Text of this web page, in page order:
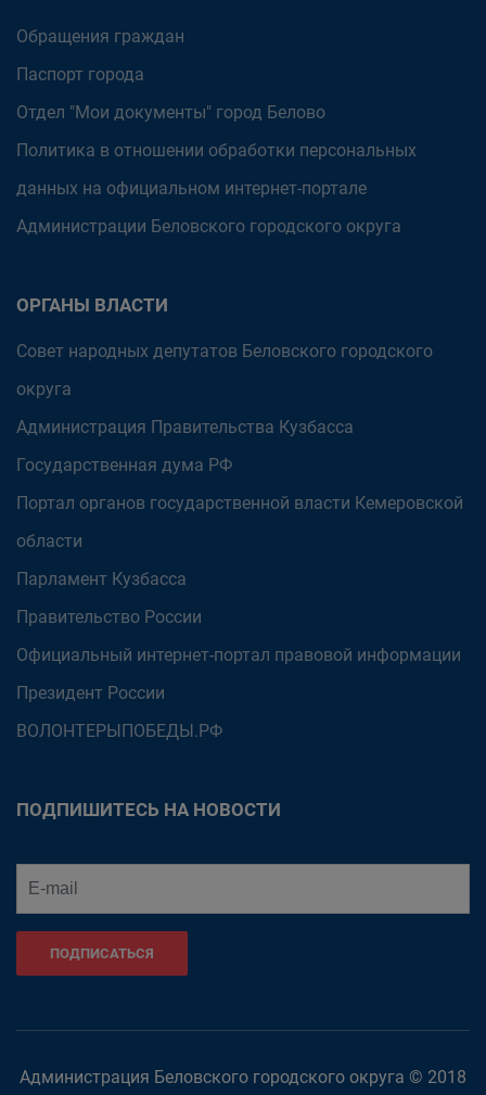
Обращения граждан
Паспорт города
Отдел "Мои документы" город Белово
Политика в отношении обработки персональных
данных на официальном интернет-портале
Администрации Беловского городского округа
ОРГАНЫ ВЛАСТИ
Совет народных депутатов Беловского городского
округа
Администрация Правительства Кузбасса
Государственная дума РФ
Портал органов государственной власти Кемеровской
области
Парламент Кузбасса
Правительство России
Официальный интернет-портал правовой информации
Президент России
ВОЛОНТЕРЫПОБЕДЫ.РФ
ПОДПИШИТЕСЬ НА НОВОСТИ
ПОДПИСАТЬСЯ
Администрация Беловского городского округа © 2018